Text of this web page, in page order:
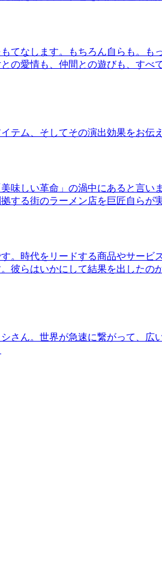
てなします。もちろん自らも。
の愛情も、仲間との遊びも、すべ
テム、そしてその演出効果をお伝
味しい革命」の渦中にあると言
する街のラーメン店を巨匠自らが
。時代をリードする商品やサー
彼らはいかにして結果を出した
さん。世界が急速に繋がって、